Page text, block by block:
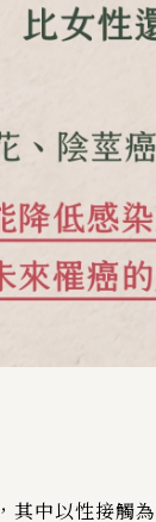
中以性接觸